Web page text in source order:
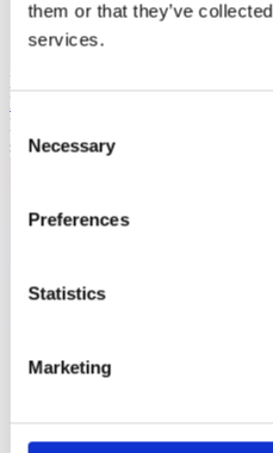
them or that they’ve
services.
Consent
Selection
Necessary
Preferences
Statistics
Marketing
Laioutr
Emporix
Emporix ist eine composable,
skalierbare B2B- und B2C-